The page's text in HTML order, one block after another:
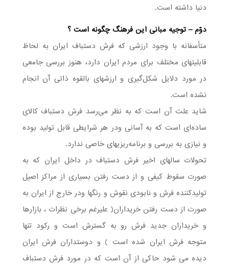
دنیا داشته است.
دوّم – توجیه مبانی این فرهنگ چگونه است ؟
متأسفانه با وجود ارزشی که فرش دستباف ایران به لحاظ
قابلیتهای مختلف برای مردم ایران دارد، هنوز بررسی جامعی
در مورد دلایل شکل‌گیری و ارزشهای بالقوه ذاتی آن انجام
نشده است.
شاید علت آن است که به نظر می‌رسد فرش دستباف کالای
ساده‌ای است که به آسانی ودر هر شرایطی قابل تولید بوده
و نیازی به بررسی و برنامه‌ریزیهای خاصی ندارد.
تحولات سالهای اخیر فرش دستباف در داخل ایران که به
صورت سقوط کیفی و از دست رفتن بسیاری از مراکز اصیل
تولیدکننده فرش و نابودی نقوش و رنگها ودر خارج از ایران به
صورت از دست رفتن خریداران( علیرغم برخی نظرات ، بازارها
و خریداران جدید فرش رو به گسترش است و رکود تنها
متوجه فرش ایران شده است ) و دوستداران فرش ایران
دیده می شود حاکی از آن است که در مورد فرش دستباف